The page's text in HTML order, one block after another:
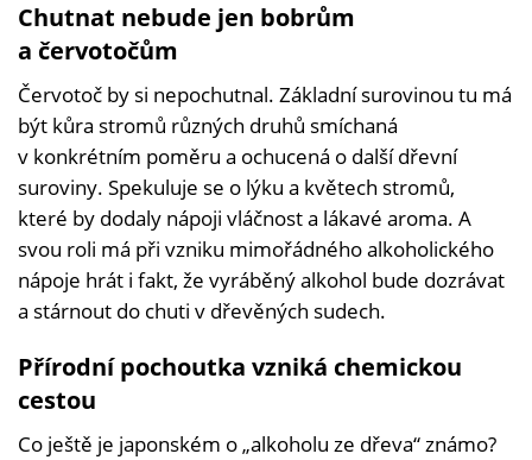
Chutnat nebude jen bobrům
a červotočům
Červotoč by si nepochutnal. Základní surovinou tu má
být kůra stromů různých druhů smíchaná
v konkrétním poměru a ochucená o další dřevní
suroviny. Spekuluje se o lýku a květech stromů,
které by dodaly nápoji vláčnost a lákavé aroma. A
svou roli má při vzniku mimořádného alkoholického
nápoje hrát i fakt, že vyráběný alkohol bude dozrávat
a stárnout do chuti v dřevěných sudech.
Přírodní pochoutka vzniká chemickou
cestou
Co ještě je japonském o„alkoholu ze dřeva“ známo?